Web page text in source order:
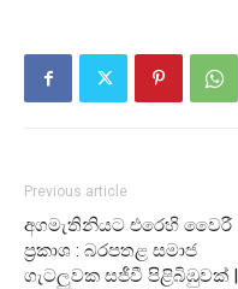
Previous article
අගමැතිනියට එරෙහි වෛරී
ප්‍රකාශ : බරපතළ සමාජ
ගැටලුවක සජීවී පිළිබිඹුවක් |